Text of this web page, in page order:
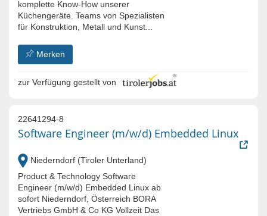
komplette Know-How unserer
Küchengeräte. Teams von Spezialisten
für Konstruktion, Metall und Kunst...
Merken
zur Verfügung gestellt von
22641294-8
Software Engineer (m/w/d) Embedded Linux
Niederndorf (Tiroler Unterland)
Product & Technology Software
Engineer (m/w/d) Embedded Linux ab
sofort Niederndorf, Österreich BORA
Vertriebs GmbH & Co KG Vollzeit Das